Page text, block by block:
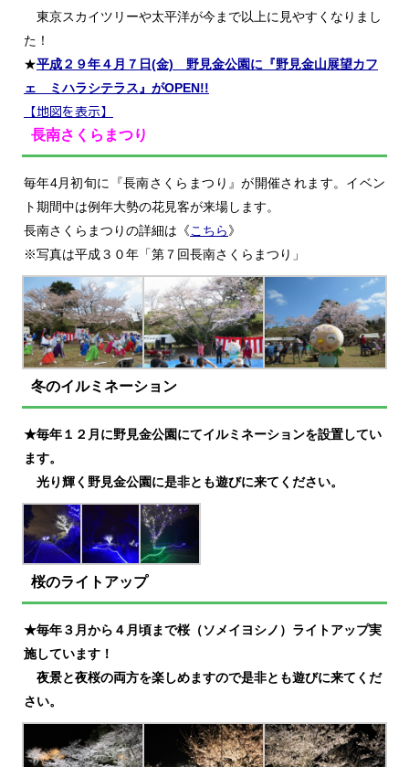
東京スカイツリーや太平洋が今まで以上に見やすくなりまし
た！
★平成２９年４月７日(金) 野見金公園に『野見金山展望カフ
ェ ミハラシテラス』がOPEN!!
【地図を表示】
長南さくらまつり
毎年4月初旬に『長南さくらまつり』が開催されます。イベン
ト期間中は例年大勢の花見客が来場します。
長南さくらまつりの詳細は《こちら》
※写真は平成３０年「第７回長南さくらまつり」
冬のイルミネーション
★毎年１２月に野見金公園にてイルミネーションを設置してい
ます。
光り輝く野見金公園に是非とも遊びに来てください。
桜のライトアップ
★毎年３月から４月頃まで桜（ソメイヨシノ）ライトアップ実
施しています！
夜景と夜桜の両方を楽しめますので是非とも遊びに来てくだ
さい。